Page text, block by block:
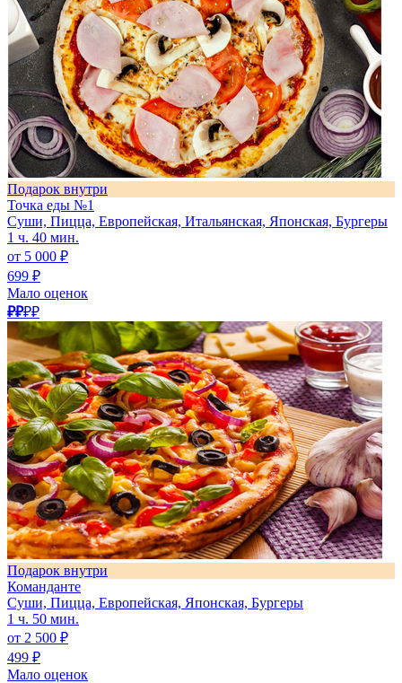
Подарок внутри
Точка еды №1
Суши, Пицца, Европейская, Итальянская, Японская, Бургеры
1 ч. 40 мин.
от 5 000 ₽
699 ₽
Мало оценок
₽₽₽₽
Подарок внутри
Команданте
Суши, Пицца, Европейская, Японская, Бургеры
1 ч. 50 мин.
от 2 500 ₽
499 ₽
Мало оценок